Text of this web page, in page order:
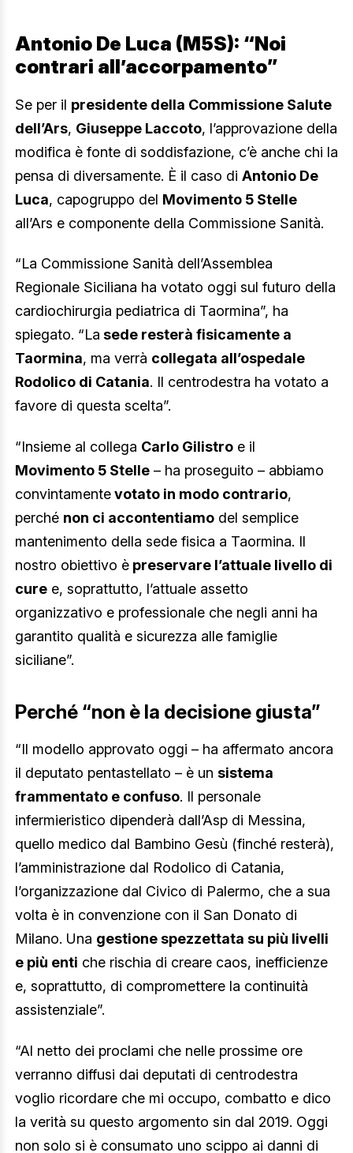
Antonio De Luca (M5S): “Noi
contrari all’accorpamento”
Se per il presidente della Commissione Salute
dell’Ars, Giuseppe Laccoto, l’approvazione della
modifica è fonte di soddisfazione, c’è anche chi la
pensa di diversamente. È il caso di Antonio De
Luca, capogruppo del Movimento 5 Stelle
all’Ars e componente della Commissione Sanità.
“La Commissione Sanità dell’Assemblea
Regionale Siciliana ha votato oggi sul futuro della
cardiochirurgia pediatrica di Taormina”, ha
spiegato. “La sede resterà fisicamente a
Taormina, ma verrà collegata all’ospedale
Rodolico di Catania. Il centrodestra ha votato a
favore di questa scelta”.
“Insieme al collega Carlo Gilistro e il
Movimento 5 Stelle – ha proseguito – abbiamo
convintamentevotato in modo contrario,
perché non ci accontentiamo del semplice
mantenimento della sede fisica a Taormina. Il
nostro obiettivo è preservare l’attuale livello di
cure e, soprattutto, l’attuale assetto
organizzativo e professionale che negli anni ha
garantito qualità e sicurezza alle famiglie
siciliane”.
Perché “non è la decisione giusta”
“Il modello approvato oggi – ha affermato ancora
il deputato pentastellato – è un sistema
frammentato e confuso. Il personale
infermieristico dipenderà dall’Asp di Messina,
quello medico dal Bambino Gesù (finché resterà),
l’amministrazione dal Rodolico di Catania,
l’organizzazione dal Civico di Palermo, che a sua
volta è in convenzione con il San Donato di
Milano. Una gestione spezzettata su più livelli
e più enti che rischia di creare caos, inefficienze
e, soprattutto, di compromettere la continuità
assistenziale”.
“Al netto dei proclami che nelle prossime ore
verranno diffusi dai deputati di centrodestra
voglio ricordare che mi occupo, combatto e dico
la verità su questo argomento sin dal 2019. Oggi
non solo si è consumato uno scippo ai danni di